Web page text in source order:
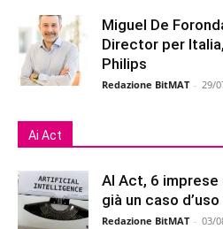
Miguel De
Director per
Philips
Redazione BitMAT - 29/
Ai Act
AI Act, 6 imprese
già un caso
Redazione BitMAT - 03/